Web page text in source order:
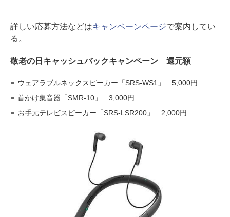
詳しい応募方法などはキャンペーンページで案内してい
る。
敬老の日キャッシュバックキャンペーン 還元額
ウェアラブルネックスピーカー「SRS-WS1」 5,000円
首かけ集音器「SMR-10」 3,000円
お手元テレビスピーカー「SRS-LSR200」 2,000円